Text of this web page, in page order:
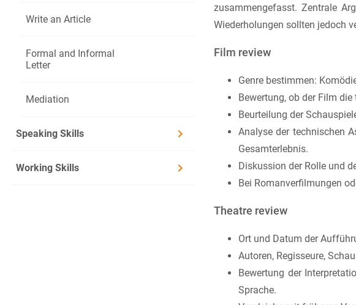
Write an Article
Formal and Informal
Letter
Mediation
Speaking Skills
Working Skills
zusammengefasst. Zentrale
Wiederholungen sollten jedoch
Film review
Genre bestimmen:
Bewertung, ob der Film
Beurteilung der
Analyse der technischen
Gesamterlebnis.
Diskussion der Rolle und
Bei Romanverfilmungen
Theatre review
Ort und Datum der
Autoren, Regisseure,
Bewertung der
Sprache.